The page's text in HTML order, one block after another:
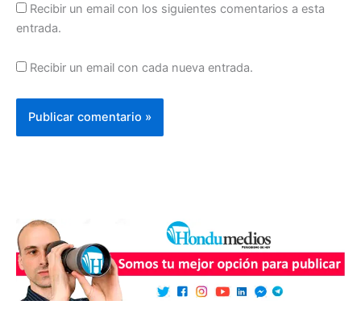
Recibir un email con los siguientes comentarios a esta
entrada.
Recibir un email con cada nueva entrada.